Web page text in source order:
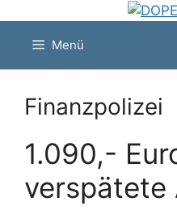
springenMenü
Finanzpolizei
1.090,-
verspätete